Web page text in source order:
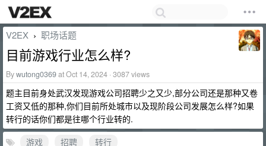
V2EX › 职场话题
目前游戏行业怎么样?
Bywutong0369at Oct 14, 2024 · 3087 views
题主目前身处武汉发现游戏公司招聘少之又少,部分公司还是那种又卷
工资又低的那种,你们目前所处城市以及现阶段公司发展怎么样?如果
转行的话你们都是往哪个行业转的.
游戏
招聘
转行